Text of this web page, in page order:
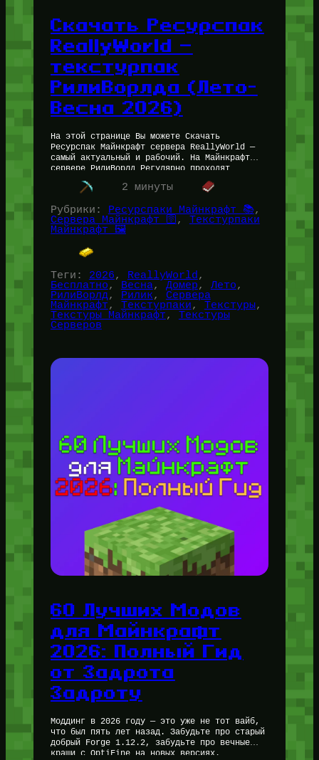
Скачать Ресурспак
ReallyWorld —
текстурпак
РилиВорлда (Лето-
Весна 2026)
На этой странице Вы можете Скачать
Ресурспак Майнкрафт сервера ReallyWorld —
самый актуальный и рабочий. На Майнкрафт
сервере РилиВорлд Регулярно проходят
обновления — и ресурспак меняется, а старые
текстуры Рилика…2 минуты
Рубрики: Ресурспаки Майнкрафт 📚
Сервера Майнкрафт 🛜, Текстурпаки
Майнкрафт 🖼️
Теги: 2026, ReallyWorld
Бесплатно, Весна, Домер, Лето
РилиВорлд, Рилик, Сервера
Майнкрафт, Текстурпаки, Текстуры
Текстуры Майнкрафт, Текстуры
Серверов
60 Лучших Модов
для Майнкрафт
2026: Полный Гид
от Задрота
Задроту
Моддинг в 2026 году — это уже не тот вайб,
что был пять лет назад. Забудьте про старый
добрый Forge 1.12.2, забудьте про вечные
краши с OptiFine на новых версиях.…